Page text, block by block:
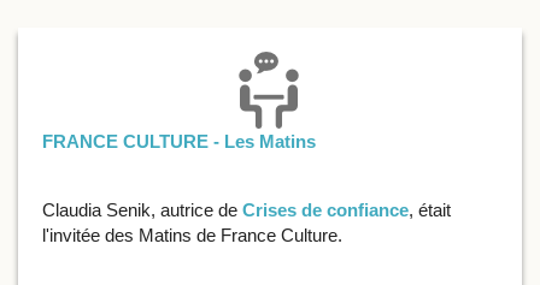
FRANCE CULTURE - Les Matins
Claudia Senik, autrice de Crises de confiance, était
l'invitée des Matins de France Culture.